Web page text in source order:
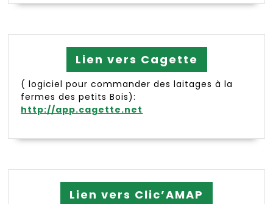
Lien vers Cagette
( logiciel pour commander des laitages à la
fermes des petits Bois):
http://app.cagette.net
Lien vers Clic’AMAP